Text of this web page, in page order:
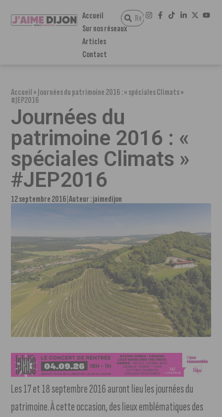
Accueil
Sur nos réseaux
Articles
Contact
Accueil»Journées du patrimoine 2016 : « spéciales Climats »
#JEP2016
Journées du
patrimoine 2016 : «
spéciales Climats »
#JEP2016
12 septembre 2016 Auteur :jaimedijon
Les 17 et 18 septembre 2016 auront lieu les journées du
patrimoine. À cette occasion, des lieux emblématiques des